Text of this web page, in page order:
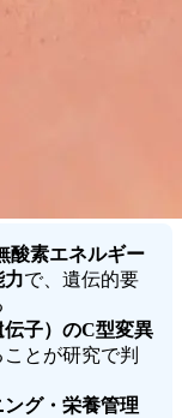
酸素エネルギー
力で、遺伝的要
伝子）のC型変異
とが研究で判
グ・栄養管理